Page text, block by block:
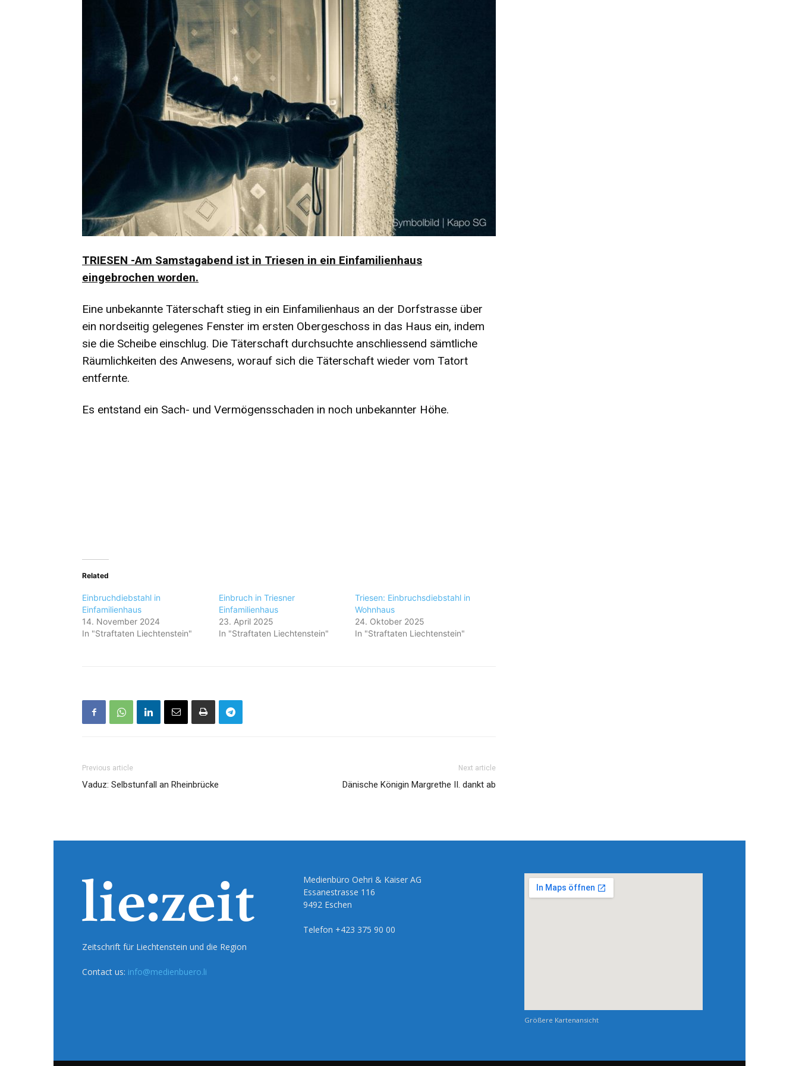
TRIESEN -Am Samstagabend ist in Triesen in ein Einfamilienhaus
eingebrochen worden.
Eine unbekannte Täterschaft stieg in ein Einfamilienhaus an der Dorfstrasse über
ein nordseitig gelegenes Fenster im ersten Obergeschoss in das Haus ein, indem
sie die Scheibe einschlug. Die Täterschaft durchsuchte anschliessend sämtliche
Räumlichkeiten des Anwesens, worauf sich die Täterschaft wieder vom Tatort
entfernte.
Es entstand ein Sach- und Vermögensschaden in noch unbekannter Höhe.
Related
Einbruchdiebstahl in
Einfamilienhaus
14. November 2024
In "Straftaten Liechtenstein"
Einbruch in Triesner
Einfamilienhaus
23. April 2025
In "Straftaten Liechtenstein"
Triesen: Einbruchsdiebstahl in
Wohnhaus
24. Oktober 2025
In "Straftaten Liechtenstein"
Previous article
Vaduz: Selbstunfall an Rheinbrücke
Next article
Dänische Königin Margrethe II. dankt ab
Zeitschrift für Liechtenstein und die Region
Contact us: info@medienbuero.li
Medienbüro Oehri & Kaiser AG
Essanestrasse 116
9492 Eschen
Telefon +423 375 90 00
Größere Kartenansicht